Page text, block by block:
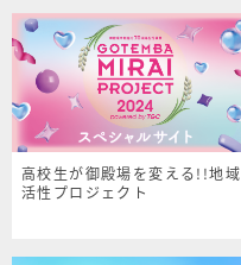
高校生が御殿場を変える!!地域
活性プロジェクト